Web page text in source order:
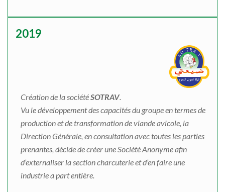
2019
Création de la sociétéSOTRAV.
Vu le développement des capacités du groupe en termes de
production et de transformation de viande avicole, la
Direction Générale, en consultation avec toutes les parties
prenantes, décide de créer une Société Anonyme afin
d’externaliser la section charcuterie et d’en faire une
industrie a part entière.